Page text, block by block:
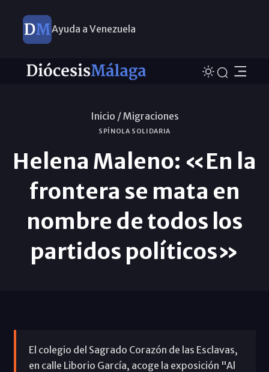
Ayuda a Venezuela
Inicio /Migraciones
SPÍNOLA SOLIDARIA
Helena Maleno: «En la
frontera se mata en
nombre de todos los
partidos políticos»
El colegio del Sagrado Corazón de las Esclavas,
en calle Liborio García, acoge la exposición "Al